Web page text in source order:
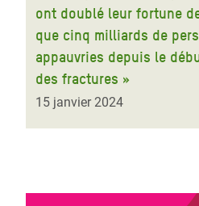
ont doublé leur fortune
que cinq milliards de
appauvries depuis le
des fractures »
15 janvier 2024